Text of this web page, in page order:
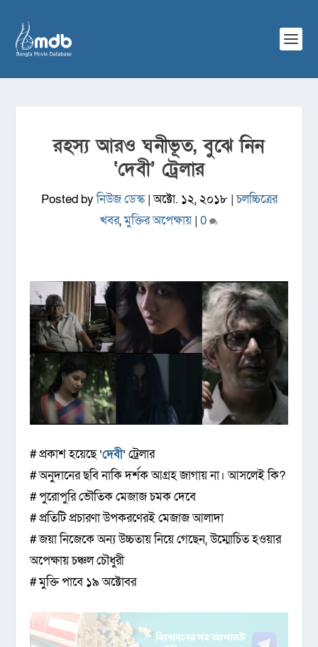
রহস্য আরও ঘনীভূত, বুঝে নিন
‘দেবী’ ট্রেলার
Posted byনিউজ ডেস্ক|অক্টো. ১২, ২০১৮ |চলচ্চিত্রের
খবর,মুক্তির অপেক্ষায়| 0
# প্রকাশ হয়েছে ‘দেবী’ ট্রেলার
# অনুদানের ছবি নাকি দর্শক আগ্রহ জাগায় না। আসলেই কি?
# পুরোপুরি ভৌতিক মেজাজ চমক দেবে
# প্রতিটি প্রচারণা উপকরণেরই মেজাজ আলাদা
# জয়া নিজেকে অন্য উচ্চতায় নিয়ে গেছেন, উম্মোচিত হওয়ার
অপেক্ষায় চঞ্চল চৌধুরী
# মুক্তি পাবে ১৯ অক্টোবর